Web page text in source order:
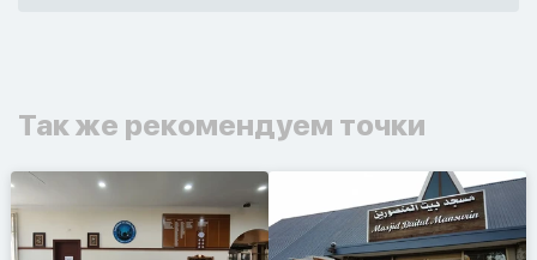
Так же рекомендуем точки